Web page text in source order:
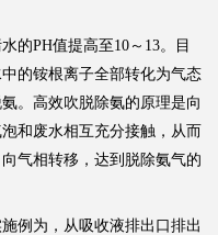
PH值提高至10～13。目
的铵根离子全部转化为气态
。高效吹脱除氨的原理是向
和废水相互充分接触，从而
气相转移，达到脱除氨气的
为，从吸收液排出口排出